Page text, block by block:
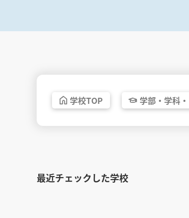
学校TOP 学部・ 学科・
最近チェックした学校